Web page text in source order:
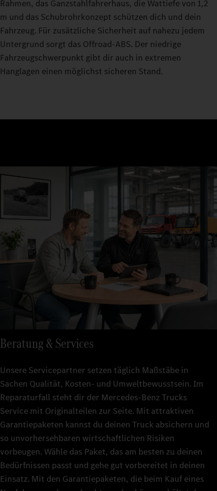
Rahmen, das Ganzstahlfahrerhaus, die Wattiefe von 1,2
m und das Schubrohrkonzept schützen dich und dein
Fahrzeug. Für zusätzliche Sicherheit auf nahezu jedem
Untergrund sorgt das Offroad-ABS. Der niedrige
Fahrzeugschwerpunkt gibt dir auch in extremen
Hanglagen einen möglichst sicheren Stand.
Beratung & Services
Unsere Servicepartner setzen täglich Maßstäbe in
Sachen Qualität, Kosten- und Umweltbewusstsein. Im
Reparaturfall steht dir der Mercedes-Benz Trucks
Service mit Originalteilen zur Seite. Mit attraktiven
Garantiepaketen kannst du deinen Truck absichern und
so unvorhersehbaren wirtschaftlichen Risiken
vorbeugen. Wähle das Paket, das am besten zu deinen
Bedürfnissen passt und gehe gut vorbereitet in deinen
Einsatz. Mit den Garantiepaketen, die beim Kauf eines